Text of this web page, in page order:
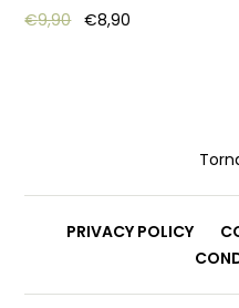
€9,90 Original price was:
€8,90 Current
PRIVACY POLICY